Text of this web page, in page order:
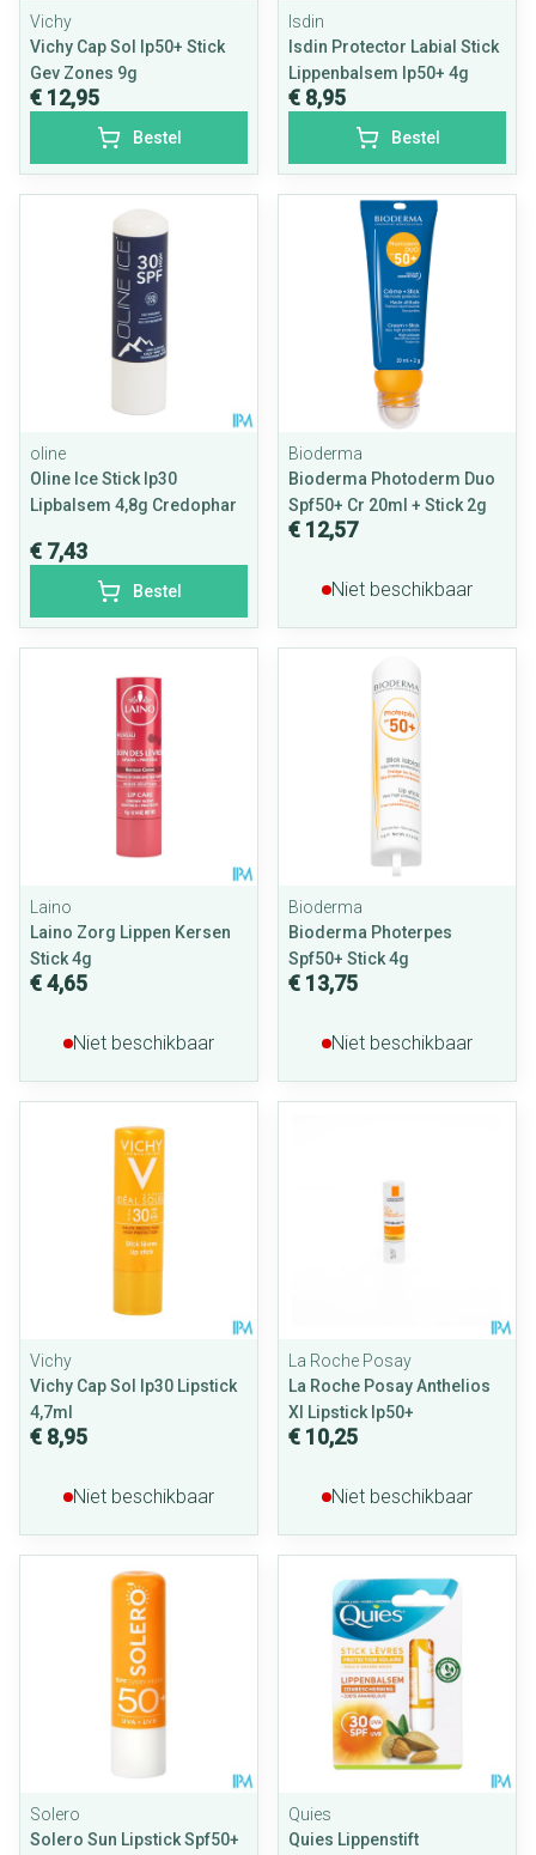
Vichy
Vichy Cap Sol Ip50+ Stick
Gev Zones 9g
€ 12,95
Bestel
Isdin
Isdin Protector Labial Stick
Lippenbalsem Ip50+ 4g
€ 8,95
Bestel
oline
Oline Ice Stick Ip30
Lipbalsem 4,8g Credophar
€ 7,43
Bestel
Bioderma
Bioderma Photoderm Duo
Spf50+ Cr 20ml + Stick 2g
€ 12,57
Niet beschikbaar
Laino
Laino Zorg Lippen Kersen
Stick 4g
€ 4,65
Niet beschikbaar
Bioderma
Bioderma Photerpes
Spf50+ Stick 4g
€ 13,75
Niet beschikbaar
Vichy
Vichy Cap Sol Ip30 Lipstick
4,7ml
€ 8,95
Niet beschikbaar
La Roche Posay
La Roche Posay Anthelios
Xl Lipstick Ip50+
€ 10,25
Niet beschikbaar
Solero
Solero Sun Lipstick Spf50+
Quies
Quies Lippenstift